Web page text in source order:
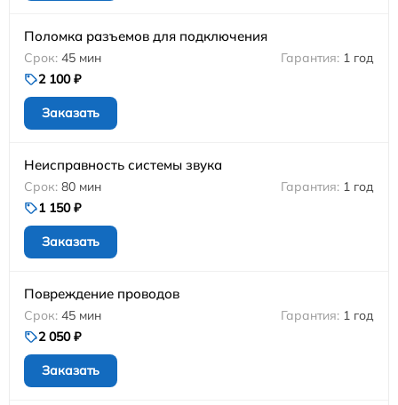
Поломка разъемов для подключения
45 мин
1 год
2 100 ₽
Заказать
Неисправность системы звука
80 мин
1 год
1 150 ₽
Заказать
Повреждение проводов
45 мин
1 год
2 050 ₽
Заказать